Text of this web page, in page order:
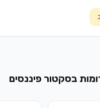
בסקטור פיננסים